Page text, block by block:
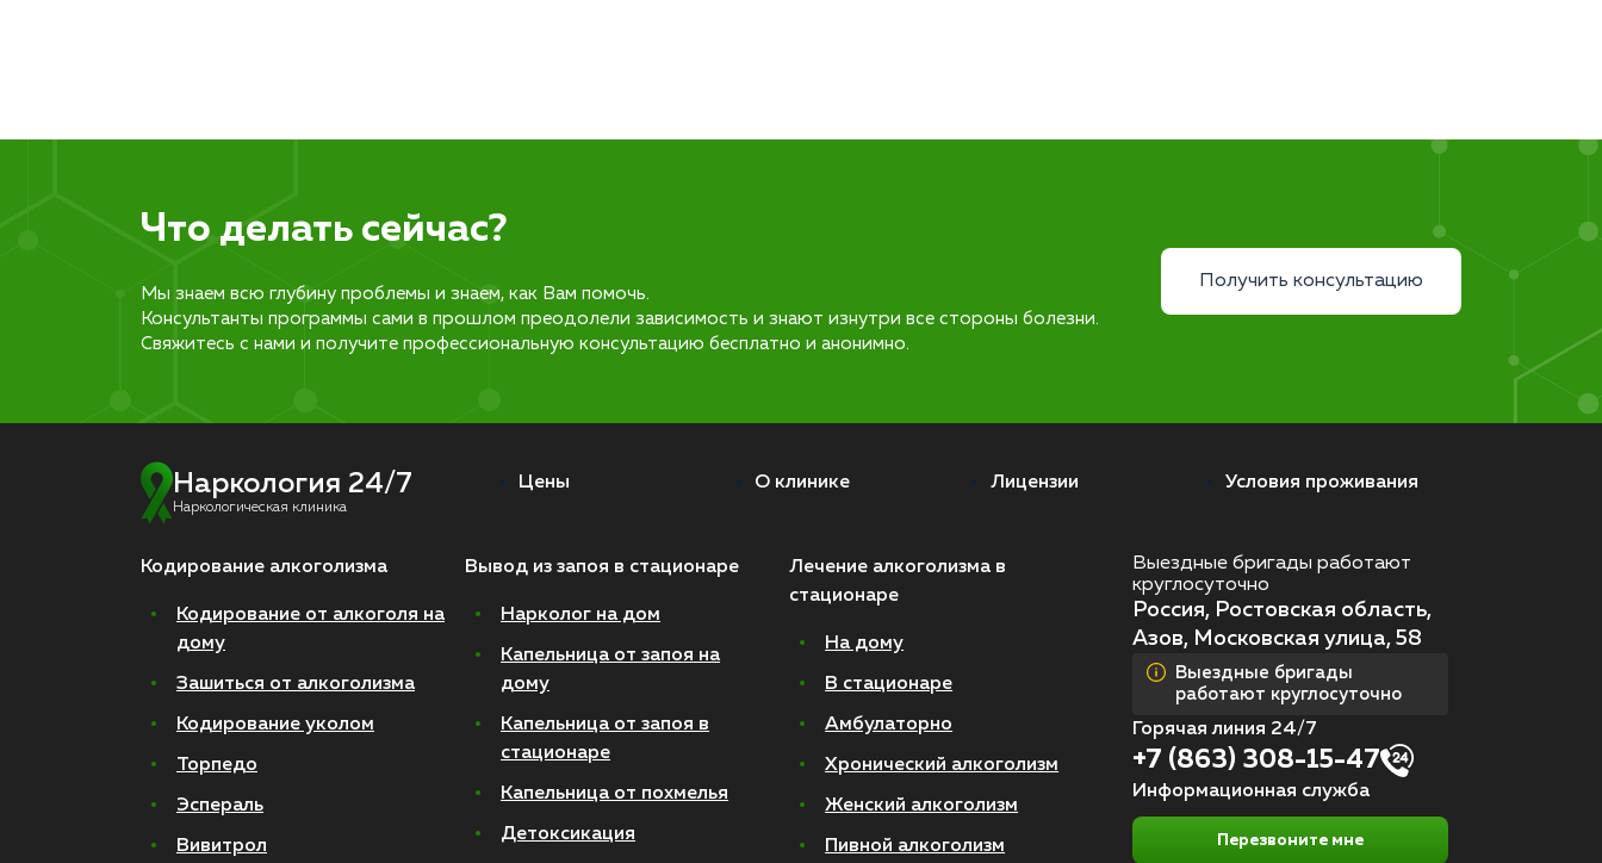
Что делать сейчас?
Мы знаем всю глубину проблемы и знаем, как Вам помочь.
Консультанты программы сами в прошлом преодолели зависимость и знают изнутри все стороны болезни.
Свяжитесь с нами и получите профессиональную консультацию бесплатно и анонимно.
Получить консультацию
Наркология 24/7
Наркологическая клиника
Цены О клинике Лицензии Условия проживания
Кодирование алкоголизма
Кодирование от алкоголя на
дому
Зашиться от алкоголизма
Кодирование уколом
Торпедо
Эспераль
Вивитрол
Вывод из запоя в стационаре
Нарколог на дом
Капельница от запоя на
дому
Капельница от запоя в
стационаре
Капельница от похмелья
Детоксикация
Лечение алкоголизма в
стационаре
На дому
В стационаре
Амбулаторно
Хронический алкоголизм
Женский алкоголизм
Пивной алкоголизм
Выездные бригады работают
круглосуточно
Россия, Ростовская область,
Азов, Московская улица, 58
Выездные бригады
работают круглосуточно
Горячая линия 24/7
+7 (863) 308-15-47
Информационная служба
Перезвоните мне